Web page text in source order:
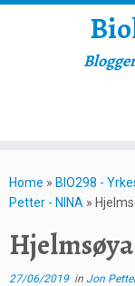
to
content
Home » BIO298 -
Petter - NINA »
27/06/2019in Jon